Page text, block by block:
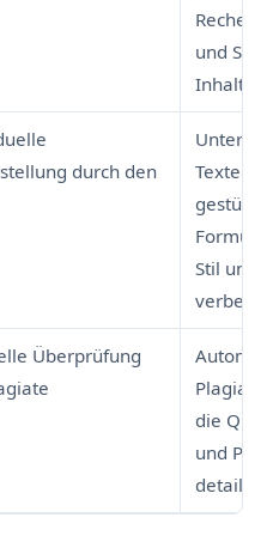
und
Inhalts
durch den
Stil und
Überprüfung
die
und